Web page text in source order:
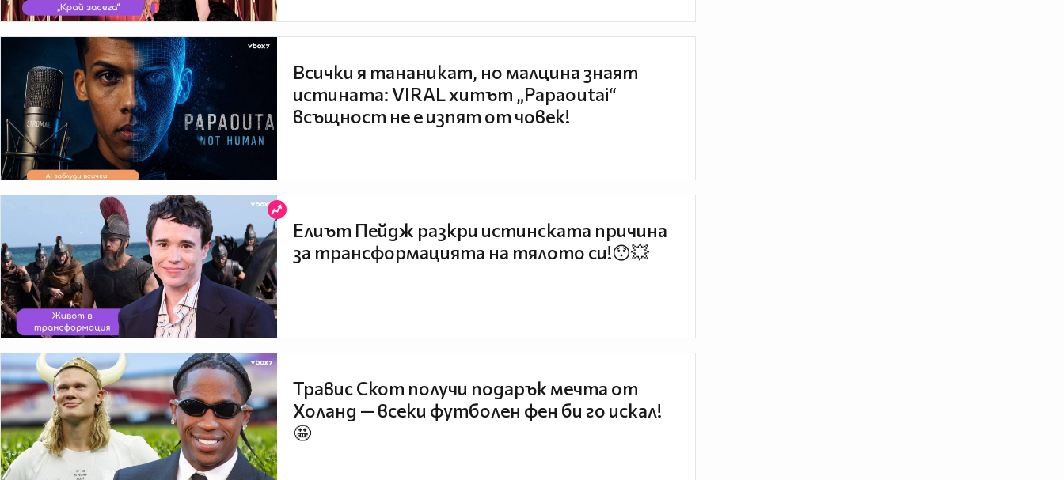
Всички я тананикат, но малцина знаят
истината: VIRAL хитът „Papaoutai“
всъщност не е изпят от човек!
Елиът Пейдж разкри истинската причина
за трансформацията на тялото си!😯💥
Травис Скот получи подарък мечта от
Холанд — всеки футболен фен би го искал!
🤩